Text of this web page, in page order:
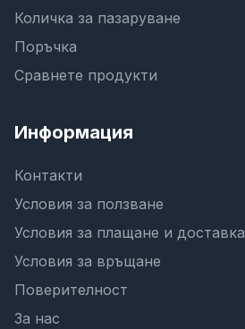
Количка за пазаруване
Поръчка
Сравнете продукти
Информация
Контакти
Условия за ползване
Условия за плащане и доставка
Условия за връщане
Поверителност
За нас